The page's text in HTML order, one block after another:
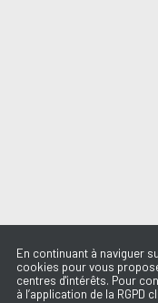
En continuant à naviguer
cookies pour vous
centres d'intérêts. Pour
à l’application de la RGPD